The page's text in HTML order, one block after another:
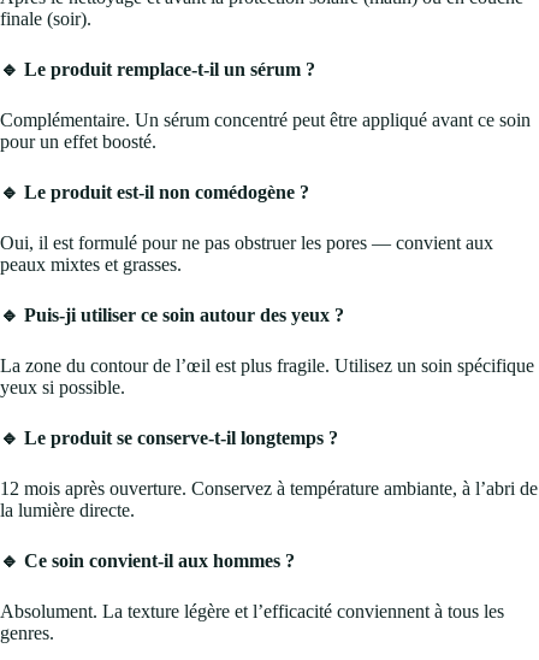
finale (soir).
🔹 Le produit remplace-t-il un sérum ?
Complémentaire. Un sérum concentré peut être appliqué avant ce soin
pour un effet boosté.
🔹 Le produit est-il non comédogène ?
Oui, il est formulé pour ne pas obstruer les pores — convient aux
peaux mixtes et grasses.
🔹 Puis-ji utiliser ce soin autour des yeux ?
La zone du contour de l’œil est plus fragile. Utilisez un soin spécifique
yeux si possible.
🔹 Le produit se conserve-t-il longtemps ?
12 mois après ouverture. Conservez à température ambiante, à l’abri de
la lumière directe.
🔹 Ce soin convient-il aux hommes ?
Absolument. La texture légère et l’efficacité conviennent à tous les
genres.